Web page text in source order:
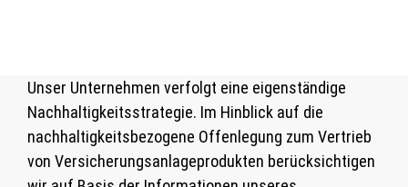
Unser Unternehmen verfolgt eine eigenständige
Nachhaltigkeitsstrategie. Im Hinblick auf die
nachhaltigkeitsbezogene Offenlegung zum Vertrieb
von Versicherungsanlageprodukten berücksichtigen